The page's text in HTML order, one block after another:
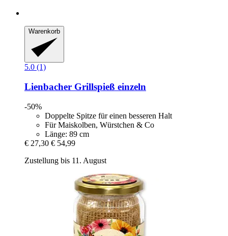
Warenkorb
5.0 (1)
Lienbacher Grillspieß einzeln
-50%
Doppelte Spitze für einen besseren Halt
Für Maiskolben, Würstchen & Co
Länge: 89 cm
€ 27,30 € 54,99
Zustellung bis 11. August